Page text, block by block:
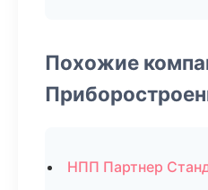
Похожие
НПП Партнер